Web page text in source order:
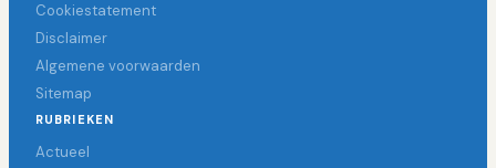
Cookiestatement
Disclaimer
Algemene voorwaarden
Sitemap
RUBRIEKEN
Actueel